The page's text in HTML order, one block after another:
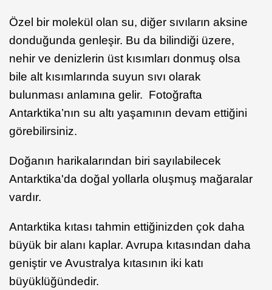
Özel bir molekül olan su, diğer sıvıların aksine
donduğunda genleşir. Bu da bilindiği üzere,
nehir ve denizlerin üst kısımları donmuş olsa
bile alt kısımlarında suyun sıvı olarak
bulunması anlamına gelir. Fotoğrafta
Antarktika’nın su altı yaşamının devam ettiğini
görebilirsiniz.
Doğanın harikalarından biri sayılabilecek
Antarktika'da doğal yollarla oluşmuş mağaralar
vardır.
Antarktika kıtası tahmin ettiğinizden çok daha
büyük bir alanı kaplar. Avrupa kıtasından daha
geniştir ve Avustralya kıtasının iki katı
büyüklüğündedir.